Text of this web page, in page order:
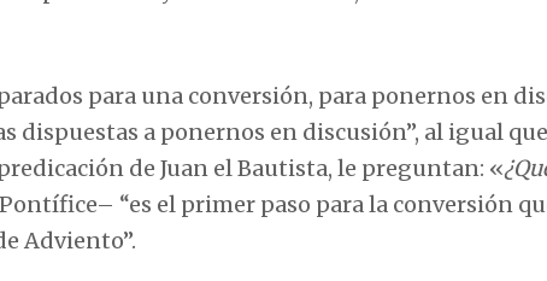
para una conversión, para ponernos en
dispuestas a ponernos en discusión”, al igual que
de Juan el Bautista, le preguntan: «
“es el primer paso para la conversión
Adviento”.